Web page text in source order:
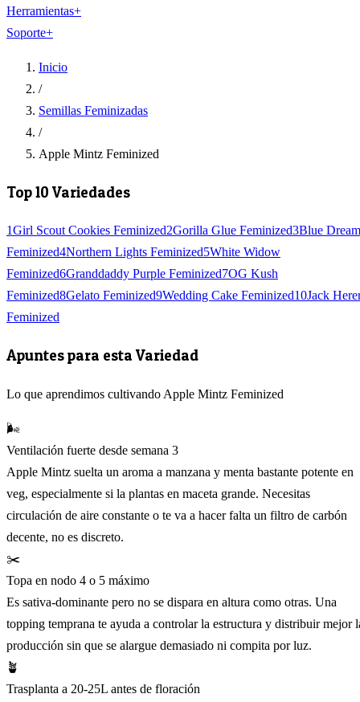
Herramientas+
Soporte+
Inicio
/
Semillas Feminizadas
/
Apple Mintz Feminized
Top 10 Variedades
1Girl Scout Cookies Feminized2Gorilla Glue Feminized3Blue Dream
Feminized4Northern Lights Feminized5White Widow
Feminized6Granddaddy Purple Feminized7OG Kush
Feminized8Gelato Feminized9Wedding Cake Feminized10Jack
Feminized
Apuntes para esta Variedad
Lo que aprendimos cultivando Apple Mintz Feminized
🌬️
Ventilación fuerte desde semana 3
Apple Mintz suelta un aroma a manzana y menta bastante potente en
veg, especialmente si la plantas en maceta grande. Necesitas
circulación de aire constante o te va a hacer falta un filtro de carbón
decente, no es discreto.
✂️
Topa en nodo 4 o 5 máximo
Es sativa-dominante pero no se dispara en altura como otras. Una
topping temprana te ayuda a controlar la estructura y distribuir mejor
producción sin que se alargue demasiado ni compita por luz.
🪴
Trasplanta a 20-25L antes de floración